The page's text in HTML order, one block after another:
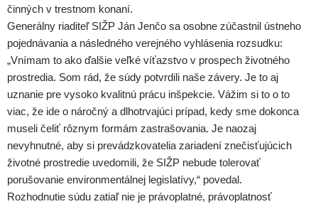
činných v trestnom konaní.
Generálny riaditeľ SIŽP Ján Jenčo sa osobne zúčastnil ústneho
pojednávania a následného verejného vyhlásenia rozsudku:
„Vnímam to ako ďalšie veľké víťazstvo v prospech životného
prostredia. Som rád, že súdy potvrdili naše závery. Je to aj
uznanie pre vysoko kvalitnú prácu inšpekcie. Vážim si to o to
viac, že ide o náročný a dlhotrvajúci prípad, kedy sme dokonca
museli čeliť rôznym formám zastrašovania. Je naozaj
nevyhnutné, aby si prevádzkovatelia zariadení znečisťujúcich
životné prostredie uvedomili, že SIŽP nebude tolerovať
porušovanie environmentálnej legislatívy,“ povedal.
Rozhodnutie súdu zatiaľ nie je právoplatné, právoplatnosť